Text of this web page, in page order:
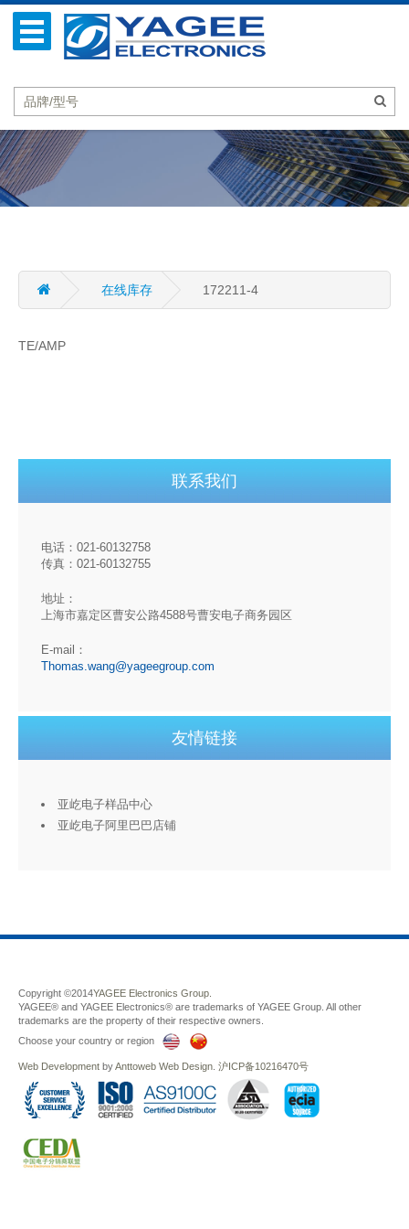
在线库存 172211-4
TE/AMP
联系我们
电话：021-60132758
传真：021-60132755
地址：
上海市嘉定区曹安公路4588号曹安电子商务园区
E-mail：
Thomas.wang@yageegroup.com
友情链接
亚屹电子样品中心
亚屹电子阿里巴巴店铺
Copyright ©2014YAGEE Electronics Group.
YAGEE® and YAGEE Electronics® are trademarks of YAGEE Group. All other
trademarks are the property of their respective owners.
Choose your country or region
Web Development byAnttoweb Web Design 沪ICP备10216470号